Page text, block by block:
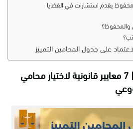
يقدم استشارات في القضايا
والمحفوظ؟
على جدول المحامين التمييز
جدول المحامين التمييز | 7 معايير قانونية لاختيار محامي